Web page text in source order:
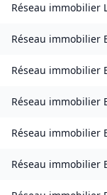
Réseau immobilier
Réseau immobilier
Réseau immobilier
Réseau immobilier
Réseau immobilier
Réseau immobilier